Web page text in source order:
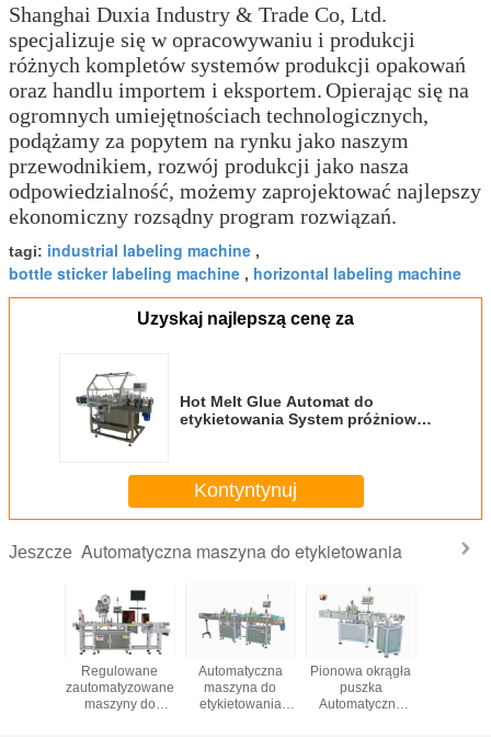
Shanghai Duxia Industry & Trade Co, Ltd.
specjalizuje się w opracowywaniu i produkcji
różnych kompletów systemów produkcji opakowań
oraz handlu importem i eksportem.Opierając się na
ogromnych umiejętnościach technologicznych,
podążamy za popytem na rynku jako naszym
przewodnikiem, rozwój produkcji jako nasza
odpowiedzialność, możemy zaprojektować najlepszy
ekonomiczny rozsądny program rozwiązań.
tagi: industrial labeling machine ,
bottle sticker labeling machine , horizontal labeling machine
Uzyskaj najlepszą cenę za
Hot Melt Glue Automat do
etykietowania System próżniowy
Kontyntynuj
Jeszcze Automatyczna maszyna do etykietowania
Regulowane
zautomatyzowane
maszyny do
Automatyczna
maszyna do
etykietowania
Pionowa okrągła
puszka
Automatyczna